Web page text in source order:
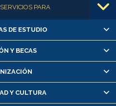
PARA
exalumnas/os
en línea
de asignaturas
de notas
y dental
DE ESTUDIO
Y BECAS
Y CULTURA